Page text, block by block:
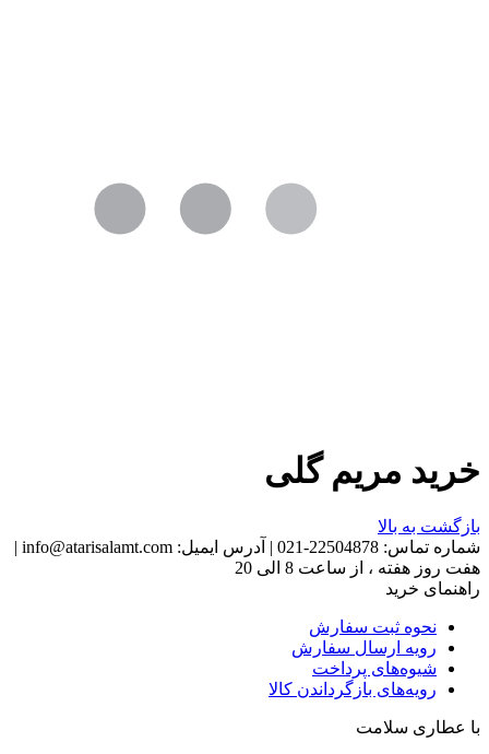
خرید مریم گلی
بازگشت به بالا
شماره تماس: 22504878-021
| آدرس ایمیل: info@atarisalamt.com
|
هفت روز هفته ، از ساعت 8 الی 20
راهنمای خرید
نحوه ثبت سفارش
رویه ارسال سفارش
شیوه‌های پرداخت
رویه‌های بازگرداندن کالا
با عطاری سلامت